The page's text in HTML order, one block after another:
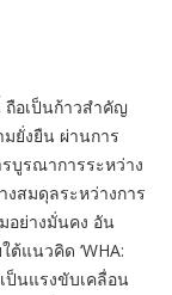
ถือเป็นก้าวสำคัญ
ยั่งยืน ผ่านการ
บูรณาการระหว่าง
สมดุลระหว่างการ
อย่างมั่นคง อัน
แนวคิด ‘WHA:
เป็นแรงขับเคลื่อน